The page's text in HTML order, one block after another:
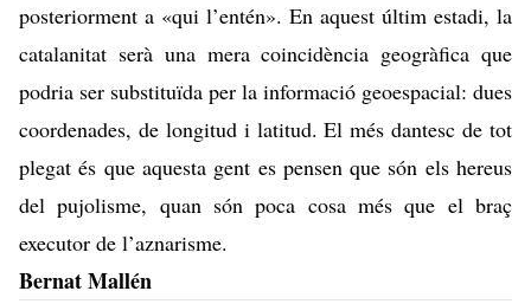
posteriorment a «qui l’entén». En aquest últim estadi, la
catalanitat serà una mera coincidència geogràfica que
podria ser substituïda per la informació geoespacial: dues
coordenades, de longitud i latitud. El més dantesc de tot
plegat és que aquesta gent es pensen que són els hereus
del pujolisme, quan són poca cosa més que el braç
executor de l’aznarisme.
Bernat Mallén